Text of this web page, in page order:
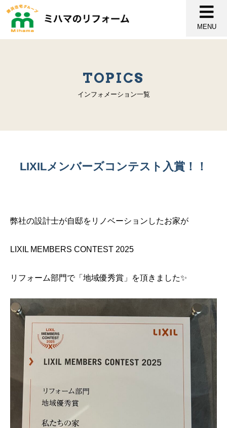
MENU
TOPICS
インフォメーション一覧
LIXILメンバーズコンテスト入賞！！
弊社の設計士が自邸をリノベーションしたお家が
LIXIL MEMBERS CONTEST 2025
リフォーム部門で「地域優秀賞」を頂きました✨